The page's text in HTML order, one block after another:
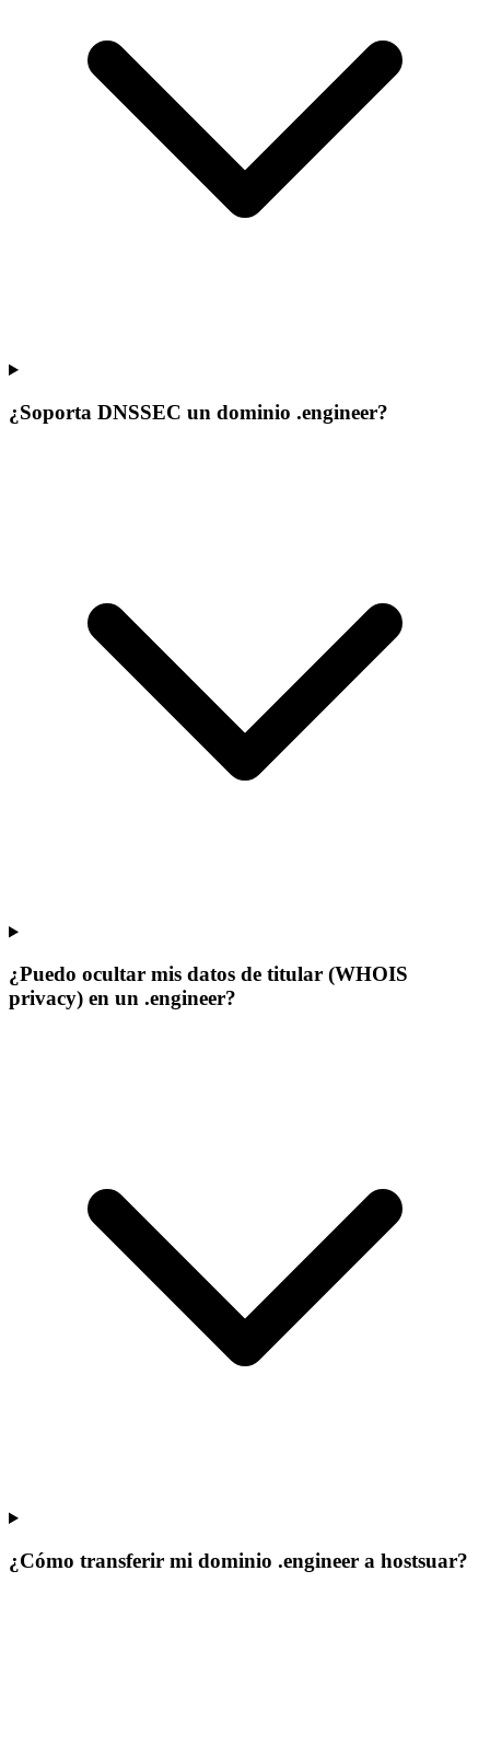
¿Soporta DNSSEC un dominio .engineer?
¿Puedo ocultar mis datos de titular (WHOIS
privacy) en un .engineer?
¿Cómo transferir mi dominio .engineer a hostsuar?